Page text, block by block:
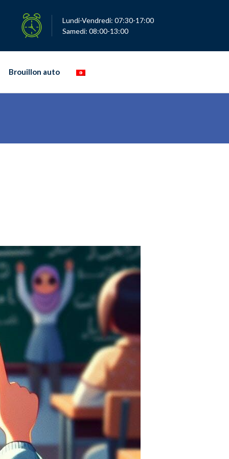
Lundi-Vendredi: 07:30-17:00
Samedi: 08:00-13:00
Brouillon auto